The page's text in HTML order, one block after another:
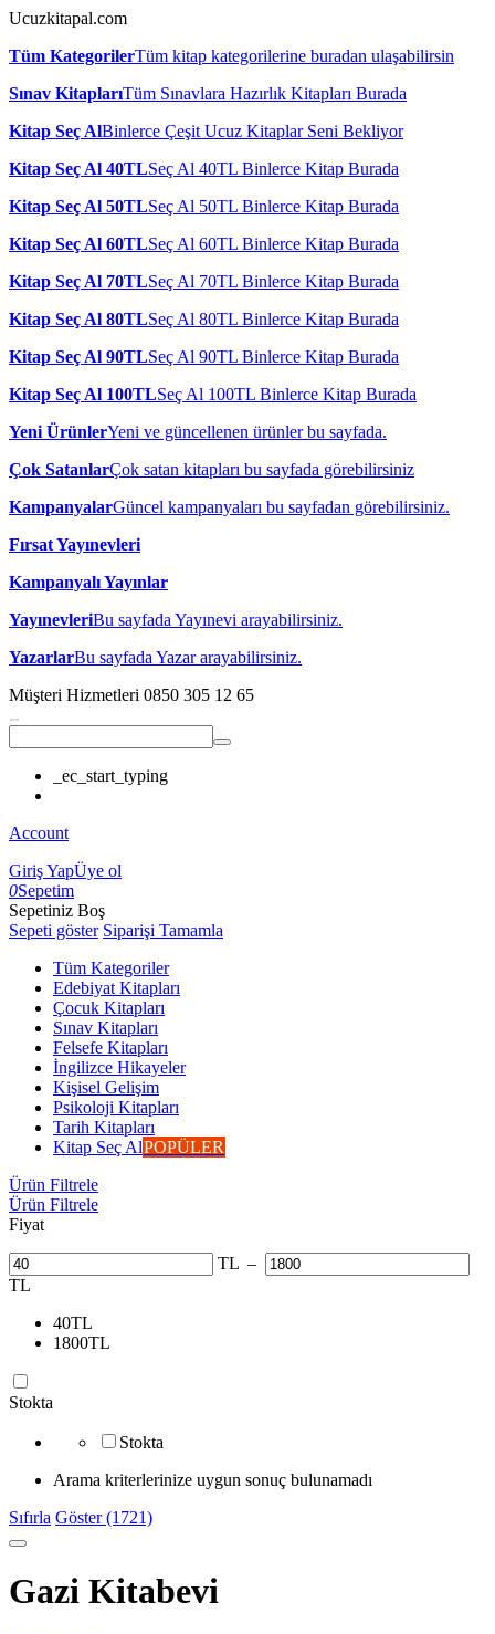
Ucuzkitapal.com
Tüm KategorilerTüm kitap kategorilerine buradan ulaşabilirsin
Sınav KitaplarıTüm Sınavlara Hazırlık Kitapları Burada
Kitap Seç AlBinlerce Çeşit Ucuz Kitaplar Seni Bekliyor
Kitap Seç Al 40TLSeç Al 40TL Binlerce Kitap Burada
Kitap Seç Al 50TLSeç Al 50TL Binlerce Kitap Burada
Kitap Seç Al 60TLSeç Al 60TL Binlerce Kitap Burada
Kitap Seç Al 70TLSeç Al 70TL Binlerce Kitap Burada
Kitap Seç Al 80TLSeç Al 80TL Binlerce Kitap Burada
Kitap Seç Al 90TLSeç Al 90TL Binlerce Kitap Burada
Kitap Seç Al 100TLSeç Al 100TL Binlerce Kitap Burada
Yeni ÜrünlerYeni ve güncellenen ürünler bu sayfada.
Çok SatanlarÇok satan kitapları bu sayfada görebilirsiniz
KampanyalarGüncel kampanyaları bu sayfadan görebilirsiniz.
Fırsat Yayınevleri
Kampanyalı Yayınlar
YayınevleriBu sayfada Yayınevi arayabilirsiniz.
YazarlarBu sayfada Yazar arayabilirsiniz.
Müşteri Hizmetleri 0850 305 12 65
_ec_start_typing
Account
Giriş YapÜye ol
0Sepetim
Sepetiniz Boş
Sepeti göster Siparişi Tamamla
Tüm Kategoriler
Edebiyat Kitapları
Çocuk Kitapları
Sınav Kitapları
Felsefe Kitapları
İngilizce Hikayeler
Kişisel Gelişim
Psikoloji Kitapları
Tarih Kitapları
Kitap Seç AlPOPÜLER
Ürün Filtrele
Ürün Filtrele
Fiyat
TL –
TL
40TL
1800TL
Stokta
Stokta
Arama kriterlerinize uygun sonuç bulunamadı
Sıfırla Göster (1721)
Gazi Kitabevi